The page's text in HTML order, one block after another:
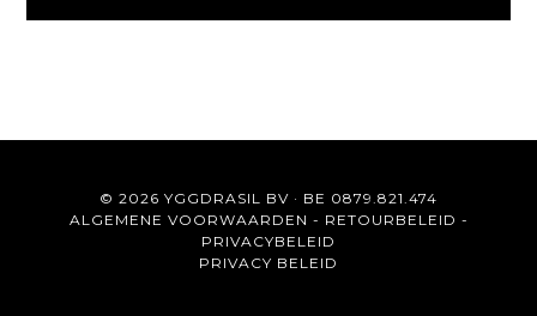
© 2026 YGGDRASIL BV · BE 0879.821.474
ALGEMENE VOORWAARDEN - RETOURBELEID -
PRIVACYBELEID
PRIVACY BELEID